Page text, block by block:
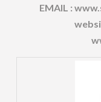
EMAIL :